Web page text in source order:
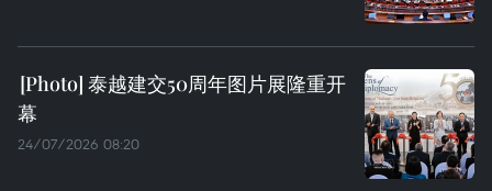
泰越建交50周年图片展隆重开
幕
24/07/2026 08:20